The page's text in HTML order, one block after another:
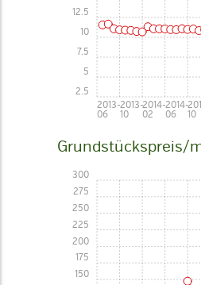
2013-
06
2013-
10
2014-
02
2014-
06
10
2.5
5
7.5
10
12.5
Grundstückspreis/
150
175
200
225
250
275
300